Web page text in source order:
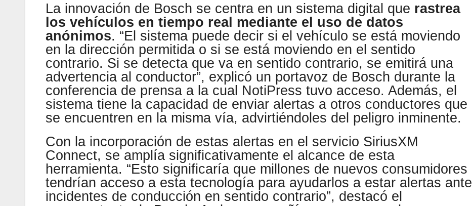
La innovación de Bosch se centra en un sistema digital que rastrea
los vehículos en tiempo real mediante el uso de datos
anónimos. “El sistema puede decir si el vehículo se está moviendo
en la dirección permitida o si se está moviendo en el sentido
contrario. Si se detecta que va en sentido contrario, se emitirá una
advertencia al conductor”, explicó un portavoz de Bosch durante la
conferencia de prensa a la cual NotiPress tuvo acceso. Además, el
sistema tiene la capacidad de enviar alertas a otros conductores que
se encuentren en la misma vía, advirtiéndoles del peligro inminente.
Con la incorporación de estas alertas en el servicio SiriusXM
Connect, se amplía significativamente el alcance de esta
herramienta. “Esto significaría que millones de nuevos consumidores
tendrían acceso a esta tecnología para ayudarlos a estar alertas ante
incidentes de conducción en sentido contrario”, destacó el